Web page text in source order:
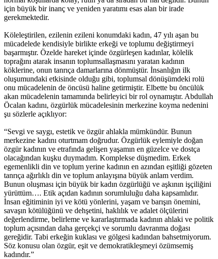
için büyük bir inanç ve yeniden yaratımı esas alan bir irade
gerekmektedir.
Köleleştirilen, ezilenin ezileni konumdaki kadın, 47 yılı aşan bu
mücadelede kendisiyle birlikte erkeği ve toplumu değiştirmeyi
başarmıştır. Özelde hareket içinde özgürleşen kadınlar, kölelik
toprağını atarak insanın toplumsallaşmasını yaratan kadının
köklerine, onun tanrıça damarlarına dönmüştür. İnsanlığın ilk
oluşumundaki etkisinde olduğu gibi, toplumsal dönüşümdeki rolü
onu mücadelenin de öncüsü haline getirmiştir. Elbette bu öncülük
akan mücadelenin tamamında belirleyici bir rol oynamıştır. Abdullah
Öcalan kadını, özgürlük mücadelesinin merkezine koyma nedenini
şu sözlerle açıklıyor:
“Sevgi ve saygı, estetik ve özgür ahlakla mümkündür. Bunun
merkezine kadını oturtmam doğrudur. Özgürlük eylemiyle doğan
özgür kadının ve etrafında gelişen yaşamın en güzelce ve dostça
olacağından kuşku duymadım. Komplekse düşmedim. Erkek
egemenlikli din ve toplum yerine kadının en azından eşitliği gözeten
tanrıça ağırlıklı din ve toplum anlayışına büyük anlam verdim.
Bunun oluşması için büyük bir kadın özgürlüğü ve aşkının işçiliğini
yürüttüm…. Etik açıdan kadının sorumluluğu daha kapsamlıdır.
İnsan eğitiminin iyi ve kötü yönlerini, yaşam ve barışın önemini,
savaşın kötülüğünü ve dehşetini, haklılık ve adalet ölçülerini
değerlendirme, belirleme ve kararlaştırmada kadının ahlaki ve politik
toplum açısından daha gerçekçi ve sorumlu davranma doğası
gereğidir. Tabi erkeğin kuklası ve gölgesi kadından bahsetmiyorum.
Söz konusu olan özgür, eşit ve demokratikleşmeyi özümsemiş
kadındır.”